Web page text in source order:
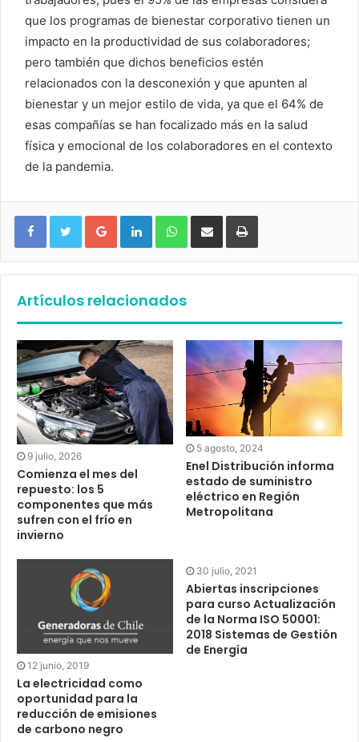
que los programas de bienestar corporativo tienen un
impacto en la productividad de sus colaboradores;
pero también que dichos beneficios estén
relacionados con la desconexión y que apunten al
bienestar y un mejor estilo de vida, ya que el 64% de
esas compañías se han focalizado más en la salud
física y emocional de los colaboradores en el contexto
de la pandemia.
Google+ LinkedIn WhatsApp
Artículos relacionados
9 julio, 2026
Comienza el mes del
repuesto: los 5
componentes que más
sufren con el frío en
invierno
5 agosto, 2024
Enel Distribución informa
estado de suministro
eléctrico en Región
Metropolitana
12 junio, 2019
La electricidad como
oportunidad para la
reducción de emisiones
de carbono negro
30 julio, 2021
Abiertas inscripciones
para curso Actualización
de la Norma ISO 50001:
2018 Sistemas de Gestión
de Energía